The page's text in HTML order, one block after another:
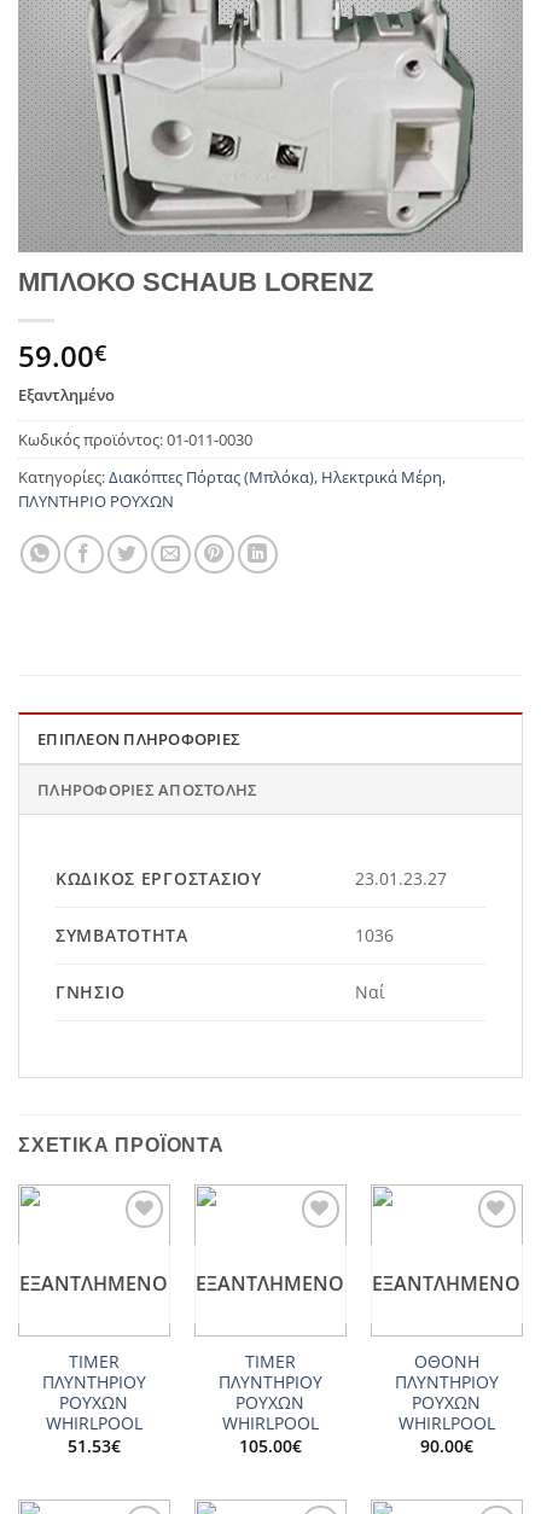
ΜΠΛΟΚΟ SCHAUB LORENZ
59.00€
Εξαντλημένο
Κωδικός προϊόντος:01-011-0030
Κατηγορίες:Διακόπτες Πόρτας (Μπλόκα), Ηλεκτρικά Μέρη,
ΠΛΥΝΤΗΡΙΟ ΡΟΥΧΩΝ
ΕΠΙΠΛΈΟΝ ΠΛΗΡΟΦΟΡΊΕΣ
ΠΛΗΡΟΦΟΡΊΕΣ ΑΠΟΣΤΟΛΉΣ
ΚΩΔΙΚΌΣ ΕΡΓΟΣΤΑΣΊΟΥ 23.01.23.27
ΣΥΜΒΑΤΌΤΗΤΑ 1036
ΓΝΉΣΙΟ Ναί
ΣΧΕΤΙΚΆ ΠΡΟΪΌΝΤΑ
ΕΞΑΝΤΛΗΜΈΝΟ
TIMER
ΠΛΥΝΤΗΡΙΟΥ
ΡΟΥΧΩΝ
WHIRLPOOL
51.53€
ΕΞΑΝΤΛΗΜΈΝΟ
TIMER
ΠΛΥΝΤΗΡΙΟΥ
ΡΟΥΧΩΝ
WHIRLPOOL
105.00€
ΕΞΑΝΤΛΗΜΈΝΟ
ΟΘΟΝΗ
ΠΛΥΝΤΗΡΙΟΥ
ΡΟΥΧΩΝ
WHIRLPOOL
90.00€